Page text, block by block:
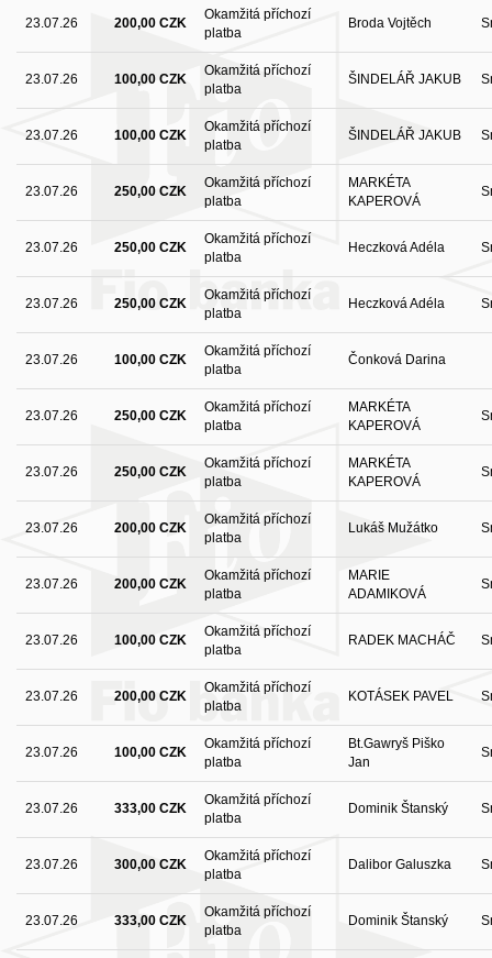
23.07.26 200,00 CZK
Okamžitá příchozí
platba
Broda Vojtěch
23.07.26 100,00 CZK
Okamžitá příchozí
platba
ŠINDELÁŘ JAKUB
23.07.26 100,00 CZK
Okamžitá příchozí
platba
ŠINDELÁŘ JAKUB
23.07.26 250,00 CZK
Okamžitá příchozí
platba
MARKÉTA
KAPEROVÁ
23.07.26 250,00 CZK
Okamžitá příchozí
platba
Heczková Adéla
23.07.26 250,00 CZK
Okamžitá příchozí
platba
Heczková Adéla
23.07.26 100,00 CZK
Okamžitá příchozí
platba
Čonková Darina
23.07.26 250,00 CZK
Okamžitá příchozí
platba
MARKÉTA
KAPEROVÁ
23.07.26 250,00 CZK
Okamžitá příchozí
platba
MARKÉTA
KAPEROVÁ
23.07.26 200,00 CZK
Okamžitá příchozí
platba
Lukáš Mužátko
23.07.26 200,00 CZK
Okamžitá příchozí
platba
MARIE
ADAMIKOVÁ
23.07.26 100,00 CZK
Okamžitá příchozí
platba
RADEK MACHÁČ
23.07.26 200,00 CZK
Okamžitá příchozí
platba
KOTÁSEK PAVEL
23.07.26 100,00 CZK
Okamžitá příchozí
platba
Bt.Gawryš Piško
Jan
23.07.26 333,00 CZK
Okamžitá příchozí
platba
Dominik Štanský
23.07.26 300,00 CZK
Okamžitá příchozí
platba
Dalibor Galuszka
23.07.26 333,00 CZK
Okamžitá příchozí
platba
Dominik Štanský